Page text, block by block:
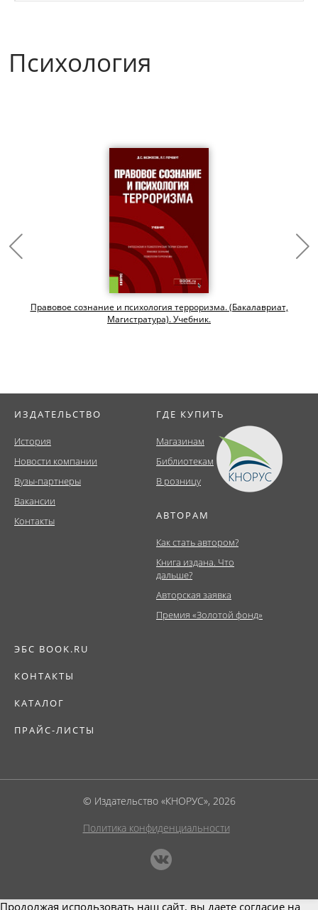
Психология
Правовое сознание и психология терроризма. (Бакалавриат,
Магистратура). Учебник.
ИЗДАТЕЛЬСТВО
История
Новости компании
Вузы-партнеры
Вакансии
Контакты
ГДЕ КУПИТЬ
Магазинам
Библиотекам
В розницу
АВТОРАМ
Как стать автором?
Книга издана. Что
дальше?
Авторская заявка
Премия «Золотой фонд»
ЭБС BOOK.RU
КОНТАКТЫ
КАТАЛОГ
ПРАЙС-ЛИСТЫ
© Издательство «КНОРУС», 2026
Политика конфиденциальности
Продолжая использовать наш сайт, вы даете согласие на